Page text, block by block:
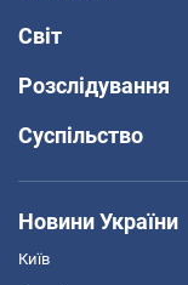
Світ
Розслідування
Суспільство
Новини України
Київ